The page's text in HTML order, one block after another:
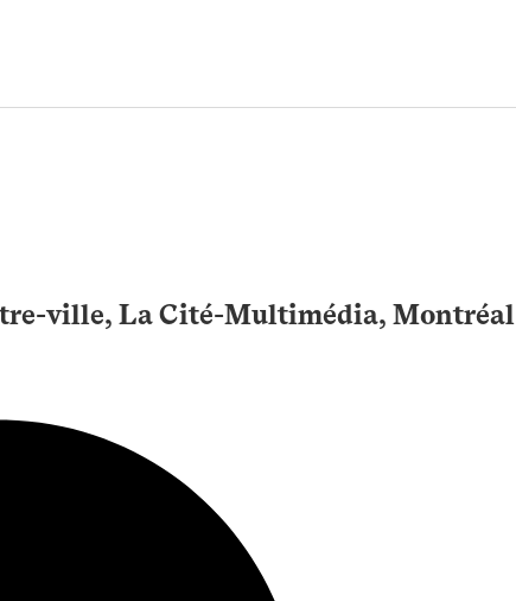
ville, La Cité-Multimédia, Montréal